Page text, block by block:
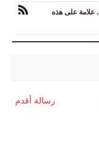
علامة على هذه
رسالة أقدم